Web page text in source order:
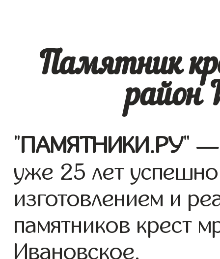
Памятник
район
"ПАМЯТНИКИ.РУ" —
уже 25 лет
изготовлением и
памятников крест
Ивановское.